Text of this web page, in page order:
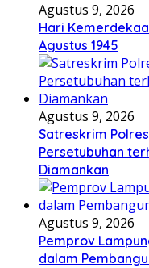
Agustus 9, 2026
Hari
Agustus 1945
Agustus 9, 2026
Satreskrim
Persetubuhan
Diamankan
Agustus 9, 2026
Pemprov
dalam